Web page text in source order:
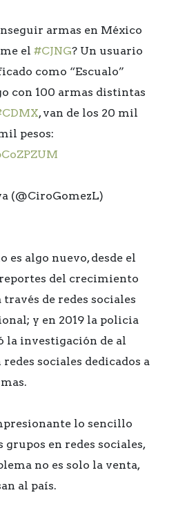
armas en México
el #CJNG? Un usuario
como “Escualo”
con 100 armas distintas
, van de los 20 mil
pesos:
(@CiroGomezL)
es algo nuevo, desde el
reportes del crecimiento
través de redes sociales
y en 2019 la policia
la investigación de al
sociales dedicados a
lo sencillo
grupos en redes sociales,
no es solo la venta,
al país.